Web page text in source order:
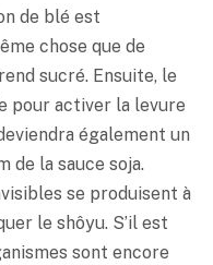
de blé est
chose que de
sucré. Ensuite, le
pour activer la levure
également un
de la sauce soja.
se produisent à
le shôyu. S’il est
sont encore